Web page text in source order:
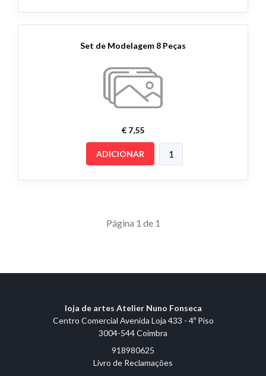
Set de Modelagem 8 Peças
€ 7,55
ADICIONAR
Página 1 de 1
loja de artes Atelier Nuno Fonseca
Centro Comercial Avenida Loja 433 - 4º Piso
3004-544 Coimbra
918980625
Livro de Reclamações